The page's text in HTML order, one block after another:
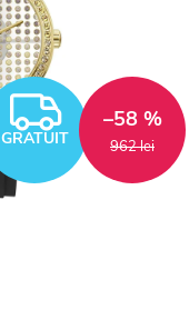
GRATUIT
GRATUIT 962 lei
–58 %